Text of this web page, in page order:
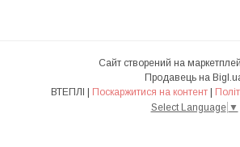
Сайт створений на
Продавець на
ВТЕПЛІ | Поскаржитися на контент |
Select Language ▼